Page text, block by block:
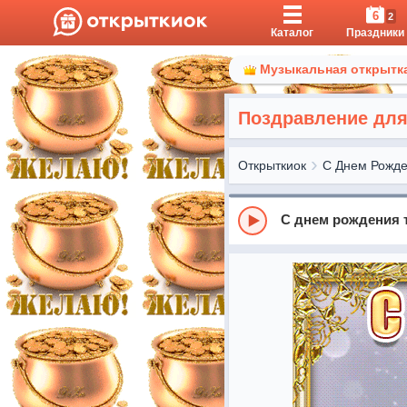
Каталог
6 2
Праздники
Музыкальная
Поздравление
Открыткиок С Днем
С днем рождения